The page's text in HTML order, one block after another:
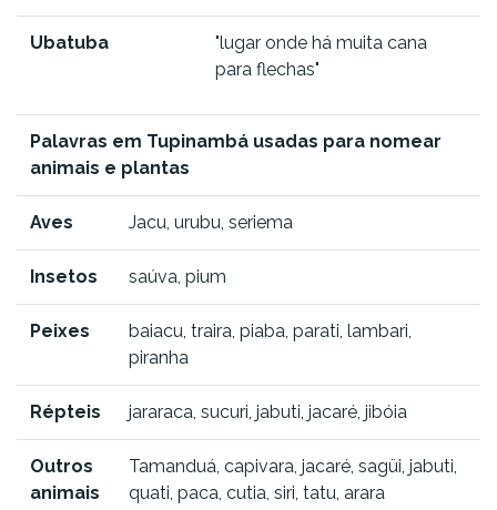
Ubatuba
"lugar onde há muita cana
para flechas"
Palavras em Tupinambá usadas para nomear
animais e plantas
Aves Jacu, urubu, seriema
Insetos saúva, pium
Peixes
baiacu, traira, piaba, parati, lambari,
piranha
Répteis jararaca, sucuri, jabuti, jacaré, jibóia
Outros
animais
Tamanduá, capivara, jacaré, sagüi, jabuti,
quati, paca, cutia, siri, tatu, arara